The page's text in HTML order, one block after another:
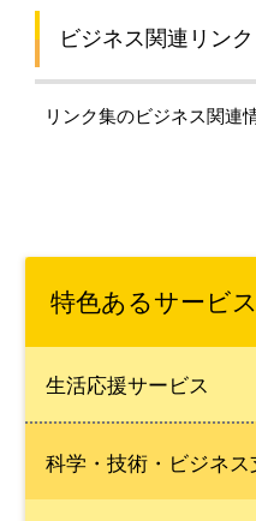
ビジネス関連リンク
リンク集のビジネス関連
特色あるサービス
生活応援サービス
科学・技術・ビジネス